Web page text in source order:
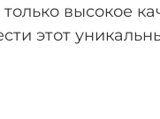
высокое
этот